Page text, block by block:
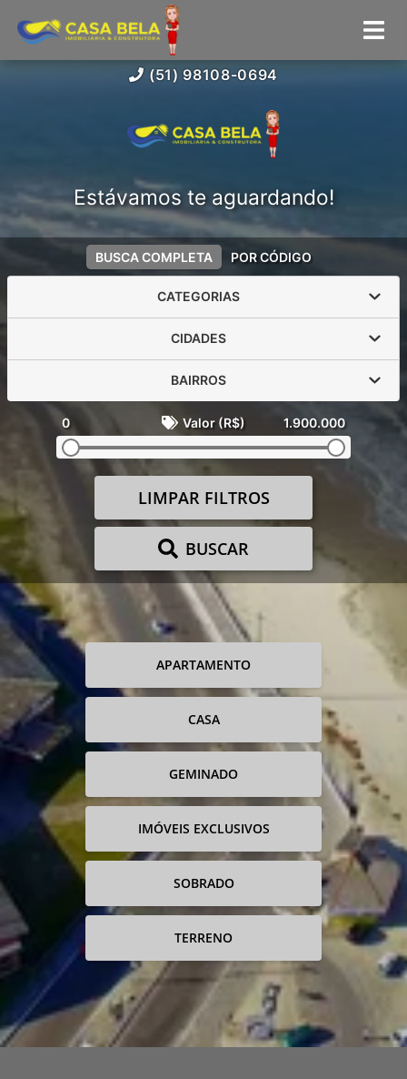
(51) 98108-0694
Estávamos te aguardando!
BUSCA COMPLETA POR CÓDIGO
CATEGORIAS
CIDADES
BAIRROS
0 Valor (R$) 1.900.000
LIMPAR FILTROS
BUSCAR
APARTAMENTO
CASA
GEMINADO
IMÓVEIS EXCLUSIVOS
SOBRADO
TERRENO